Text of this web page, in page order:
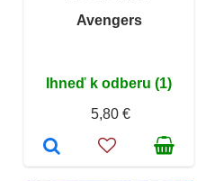
Avengers
Ihneď k odberu (1)
5,80 €